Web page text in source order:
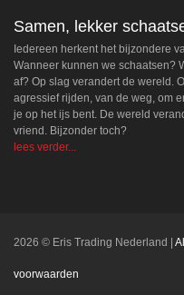
Samen, lekker
Iedereen herkent het bijzondere
Wanneer kunnen we schaatsen?
af? Op slag verandert de wereld.
agressief rijden, van de weg, om
je op het ijs bent. De wereld
vriend. Bijzonder toch?
lees verder...
2026 © Eris Trading Nederland
voorwaarden